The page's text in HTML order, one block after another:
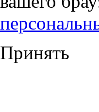
Принять